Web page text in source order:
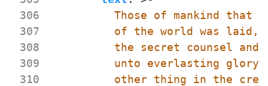
306
307
308
309
310
other thing in the